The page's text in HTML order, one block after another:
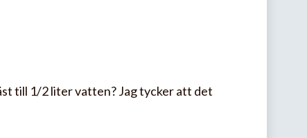
till 1/2 liter vatten? Jag tycker att det